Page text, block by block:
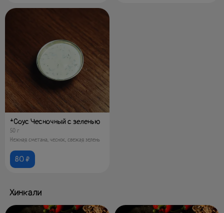
*Соус Чесночный с зеленью
50 г
Нежная сметана, чеснок, свежая зелень
80 ₽
Хинкали